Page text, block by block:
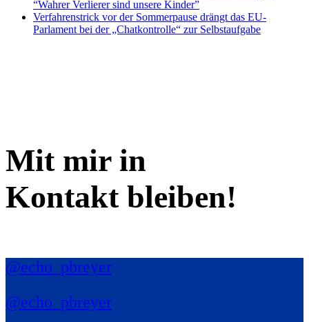
“Wahrer Verlierer sind unsere Kinder”
Verfahrenstrick vor der Sommerpause drängt das EU-
Parlament bei der „Chatkontrolle“ zur Selbstaufgabe
Mit mir in
Kontakt bleiben!
@echo_pbreyer
@echo_pbreyer